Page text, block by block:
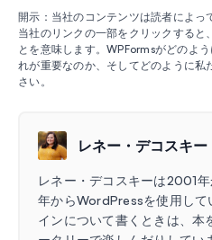
開示：当社のコンテンツは読者によっ
当社のリンクの一部をクリックすると
とを意味します。WPFormsがどのよ
れが重要なのか、そしてどのように
さい。
レネー・デコスキー
レネー・デコスキーは2001
年からWordPressを使用し
インについて書くときは、本